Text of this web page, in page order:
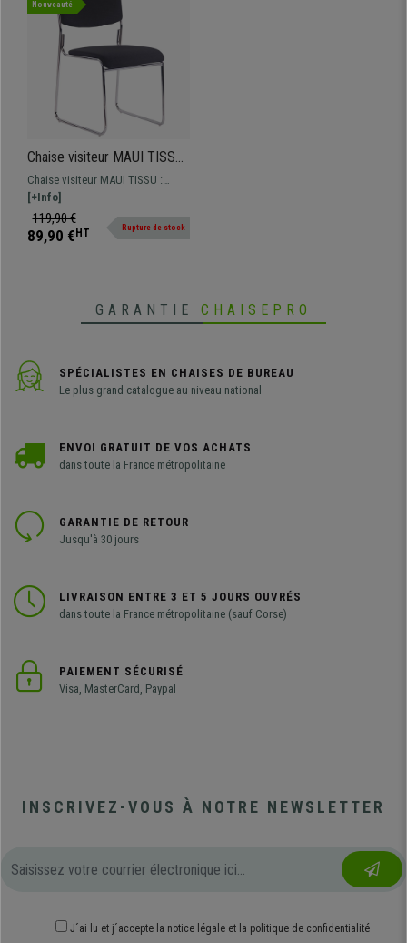
Nouveauté
Chaise visiteur MAUI TISSU,
Structure en Métal,
Empilable, Confortable, en
Tissu Noir
Chaise visiteur MAUI TISSU :
design élégant et moderne,
rembourrage confortable et
revêtement en tissu, cette chaise
[+Info]
119,90 €
89,90 € HT Rupture de stock
GARANTIE CHAISEPRO
SPÉCIALISTES EN CHAISES DE BUREAU
Le plus grand catalogue au niveau national
ENVOI GRATUIT DE VOS ACHATS
dans toute la France métropolitaine
GARANTIE DE RETOUR
Jusqu'à 30 jours
LIVRAISON ENTRE 3 ET 5 JOURS OUVRÉS
dans toute la France métropolitaine (sauf Corse)
PAIEMENT SÉCURISÉ
Visa, MasterCard, Paypal
INSCRIVEZ-VOUS À NOTRE NEWSLETTER
J´ai lu et j´accepte la notice légale et la politique de confidentialité